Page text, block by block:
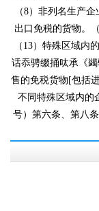
（8）非列名生产企
出口免税的货物
（13）特殊区域内
话忝骋缀捅呔承《蠲
售的免税货物[包括进
不同特殊区域内的
号）第六条、第八条